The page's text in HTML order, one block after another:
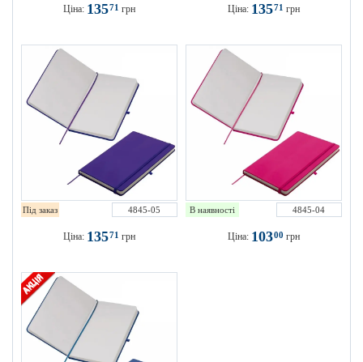
Ціна: 13571 грн Ціна: 13571 грн
Під заказ 4845-05
Ціна: 13571 грн
В наявності 4845-04
Ціна: 10300 грн